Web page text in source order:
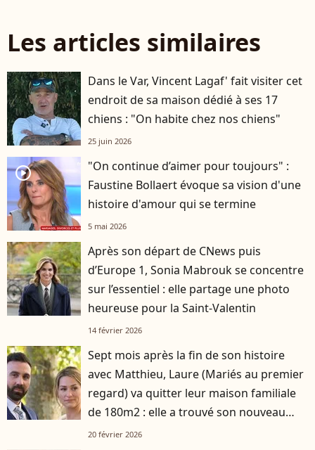
Les articles similaires
Dans le Var, Vincent Lagaf' fait visiter cet
endroit de sa maison dédié à ses 17
chiens : "On habite chez nos chiens"
25 juin 2026
player2
"On continue d’aimer pour toujours" :
Faustine Bollaert évoque sa vision d'une
histoire d'amour qui se termine
5 mai 2026
Après son départ de CNews puis
d’Europe 1, Sonia Mabrouk se concentre
sur l’essentiel : elle partage une photo
heureuse pour la Saint-Valentin
14 février 2026
Sept mois après la fin de son histoire
avec Matthieu, Laure (Mariés au premier
regard) va quitter leur maison familiale
de 180m2 : elle a trouvé son nouveau
logement
20 février 2026